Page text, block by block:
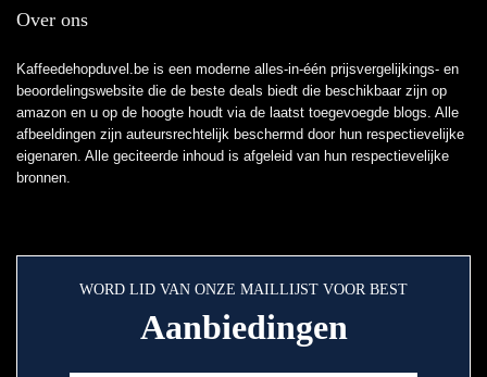
Over ons
Kaffeedehopduvel.be is een moderne alles-in-één prijsvergelijkings- en
beoordelingswebsite die de beste deals biedt die beschikbaar zijn op
amazon en u op de hoogte houdt via de laatst toegevoegde blogs. Alle
afbeeldingen zijn auteursrechtelijk beschermd door hun respectievelijke
eigenaren. Alle geciteerde inhoud is afgeleid van hun respectievelijke
bronnen.
WORD LID VAN ONZE MAILLIJST VOOR BEST
Aanbiedingen